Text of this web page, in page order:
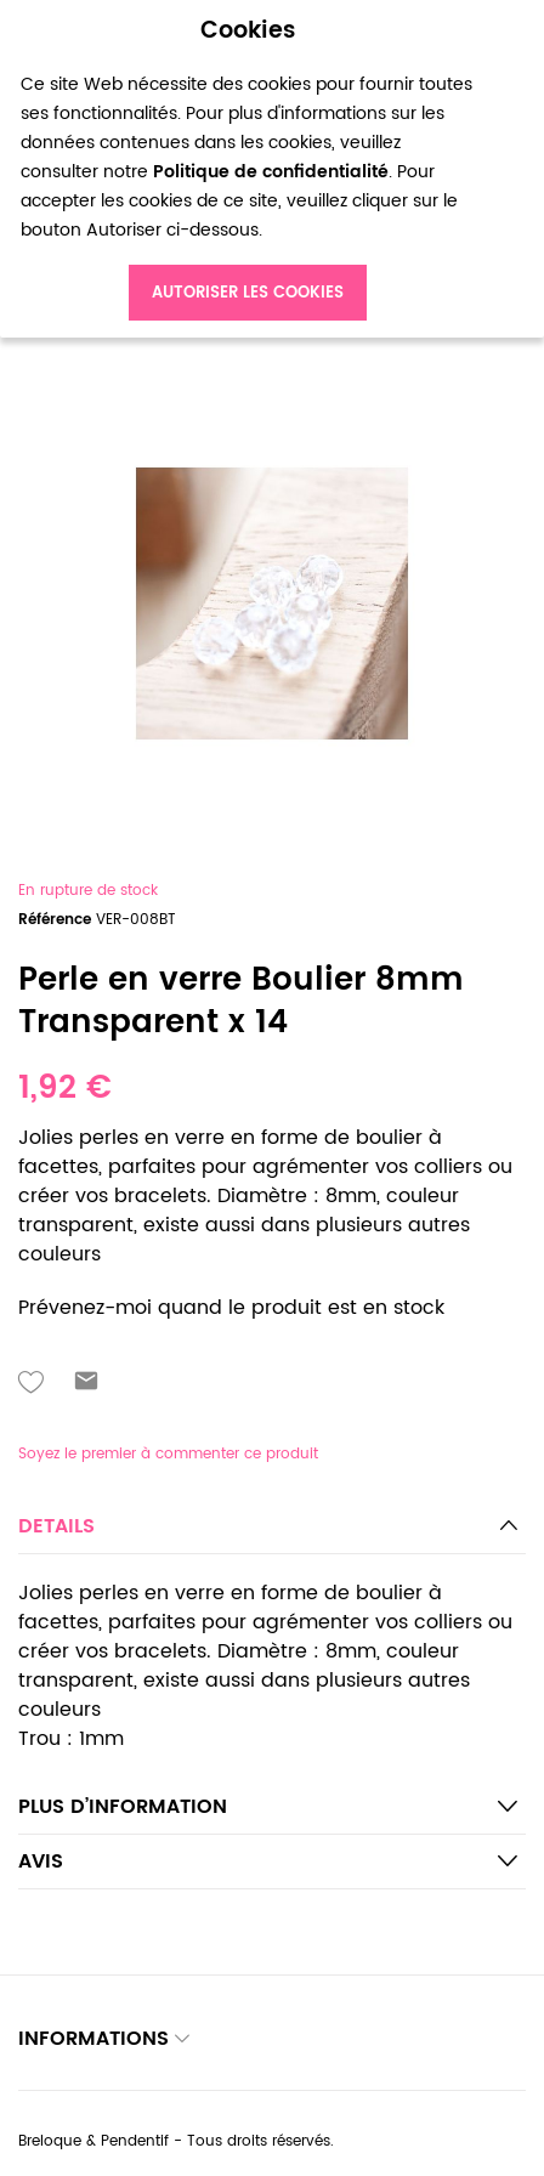
Cookies
Ce site Web nécessite des cookies pour fournir toutes
ses fonctionnalités. Pour plus d'informations sur les
données contenues dans les cookies, veuillez
consulter notre Politique de confidentialité. Pour
accepter les cookies de ce site, veuillez cliquer sur le
bouton Autoriser ci-dessous.
AUTORISER LES COOKIES
0
Perle en verre Boulier 8mm Transparent x 14
En rupture de stock
Référence VER-008BT
Perle en verre Boulier 8mm
Transparent x 14
1,92 €
Jolies perles en verre en forme de boulier à
facettes, parfaites pour agrémenter vos colliers ou
créer vos bracelets. Diamètre : 8mm, couleur
transparent, existe aussi dans plusieurs autres
couleurs
Prévenez-moi quand le produit est en stock
Soyez le premier à commenter ce produit
DETAILS
Jolies perles en verre en forme de boulier à
facettes, parfaites pour agrémenter vos colliers ou
créer vos bracelets. Diamètre : 8mm, couleur
transparent, existe aussi dans plusieurs autres
couleurs
Trou : 1mm
PLUS D’INFORMATION
AVIS
INFORMATIONS
Breloque & Pendentif - Tous droits réservés.